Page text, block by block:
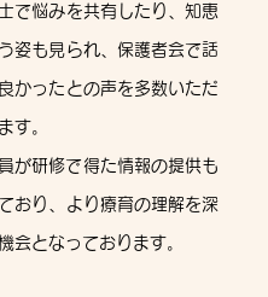
で悩みを共有したり、知恵
姿も見られ、保護者会で話
かったとの声を多数いただ
す。
が研修で得た情報の提供も
おり、より療育の理解を深
会となっております。